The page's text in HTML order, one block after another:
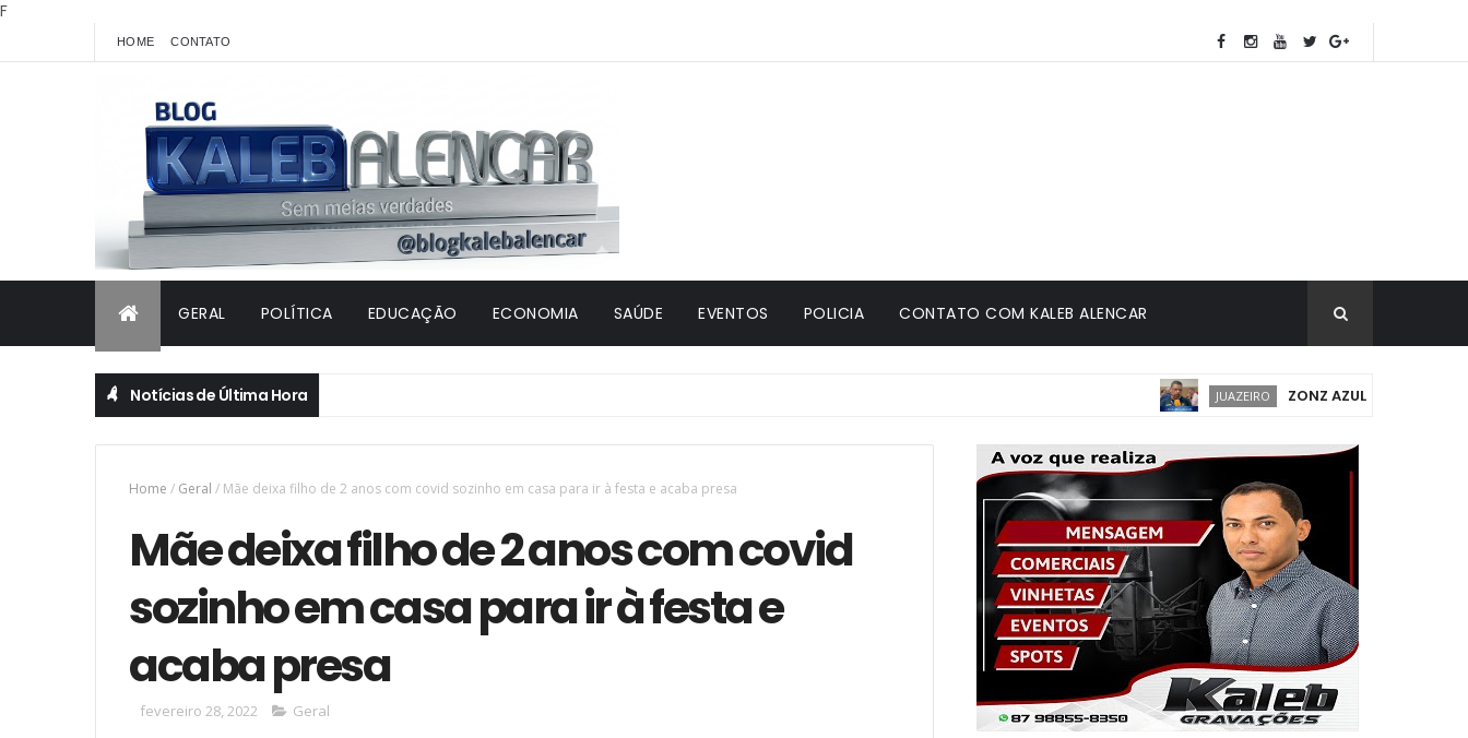
F
HOME CONTATO
GERAL POLÍTICA EDUCAÇÃO ECONOMIA SAÚDE EVENTOS POLICIA CONTATO COM KALEB ALENCAR
Notícias de Última Hora JUAZEIRO ZONZ AZUL EM JUAZEIRO:
Home / Geral / Mãe deixa filho de 2 anos com covid sozinho em casa para ir à festa e acaba presa
Mãe deixa filho de 2 anos com covid
sozinho em casa para ir à festa e
acaba presa
fevereiro 28, 2022 Geral